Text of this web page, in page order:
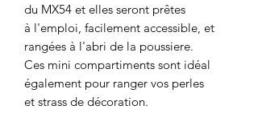
du MX54 et elles seront prêtes
à l'emploi, facilement accessible, et
rangées à l'abri de la poussiere.
Ces mini compartiments sont idéal
également pour ranger vos perles
et strass de décoration.